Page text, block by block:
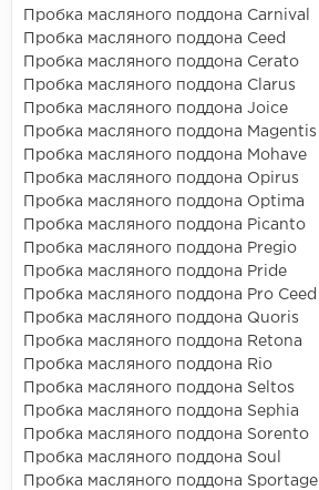
Пробка масляного поддона Carnival
Пробка масляного поддона Ceed
Пробка масляного поддона Cerato
Пробка масляного поддона Clarus
Пробка масляного поддона Joice
Пробка масляного поддона Magentis
Пробка масляного поддона Mohave
Пробка масляного поддона Opirus
Пробка масляного поддона Optima
Пробка масляного поддона Picanto
Пробка масляного поддона Pregio
Пробка масляного поддона Pride
Пробка масляного поддона Pro Ceed
Пробка масляного поддона Quoris
Пробка масляного поддона Retona
Пробка масляного поддона Rio
Пробка масляного поддона Seltos
Пробка масляного поддона Sephia
Пробка масляного поддона Sorento
Пробка масляного поддона Soul
Пробка масляного поддона Sportage